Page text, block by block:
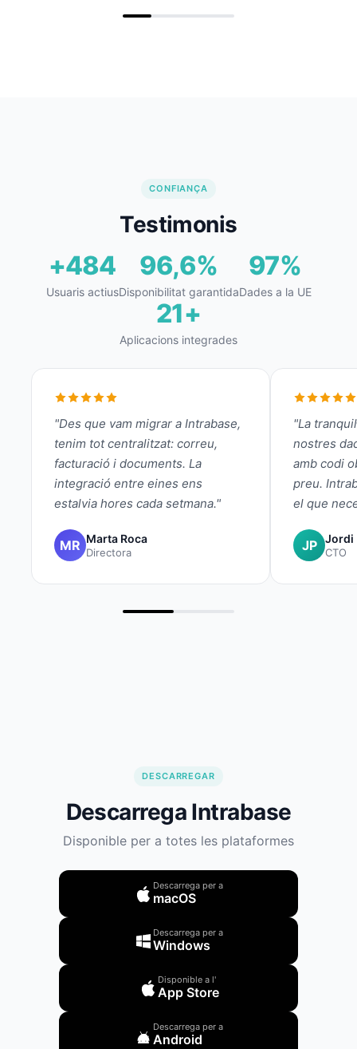
CONFIANÇA
Testimonis
+500
Usuaris actius
99,9%
Disponibilitat garantida
100%
Dades a la UE
22+
Aplicacions integrades
"Des que vam migrar a Intrabase,
tenim tot centralitzat: correu,
facturació i documents. La
integració entre eines ens
estalvia hores cada setmana."
MR Marta Roca
Directora
"La
nostres
amb codi
preu.
el que
JP Jordi
CTO
DESCARREGAR
Descarrega Intrabase
Disponible per a totes les plataformes
Descarrega per a
macOS
Descarrega per a
Windows
Disponible a l'
App Store
Descarrega per a
Android